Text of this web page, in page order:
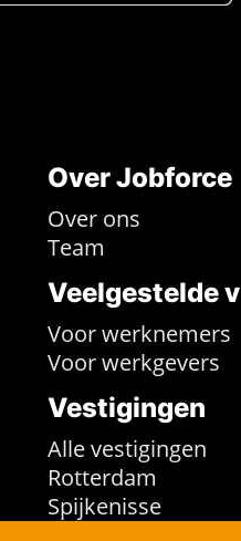
Over Jobforce
Over ons
Team
Veelgestelde
Voor werknemers
Voor werkgevers
Vestigingen
Alle vestigingen
Rotterdam
Spijkenisse